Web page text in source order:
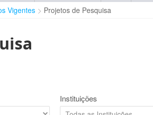
Vigentes Projetos de Pesquisa
Instituições